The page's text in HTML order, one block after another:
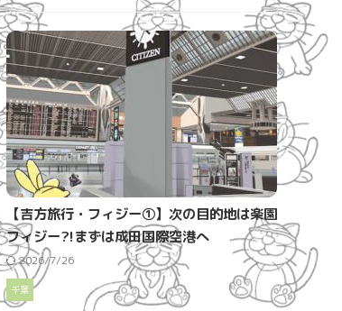
【吉方旅行・フィジー①】次の目的地は楽園
フィジー?!まずは成田国際空港へ
2026/7/26
千葉